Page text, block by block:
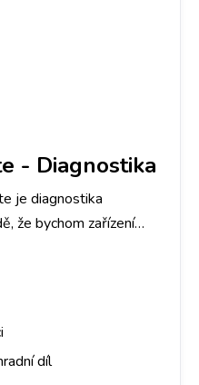
- Diagnostika
je diagnostika
že bychom zařízení
dle ceníku. V
u nás na
určit, co danou
po jejím provedení, se
se ohledně dalšího
díl